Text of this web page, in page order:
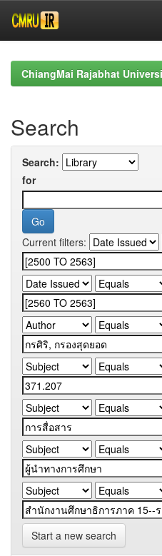
navigationChiangMai Rajabhat
Search
Search:
for
Current filters:
Start a new search